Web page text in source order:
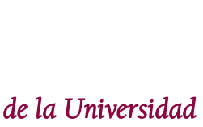
la Universidad